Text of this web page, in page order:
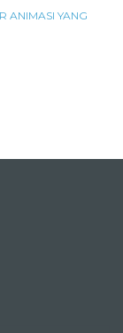
ANIMASI YANG